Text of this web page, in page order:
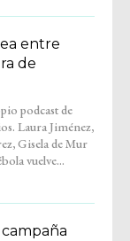
entre
de
vuelve...